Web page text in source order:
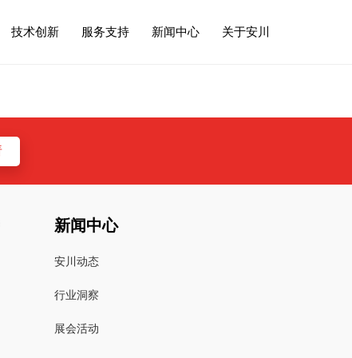
技术创新 服务支持 新闻中心 关于安川
新闻中心
安川动态
行业洞察
展会活动